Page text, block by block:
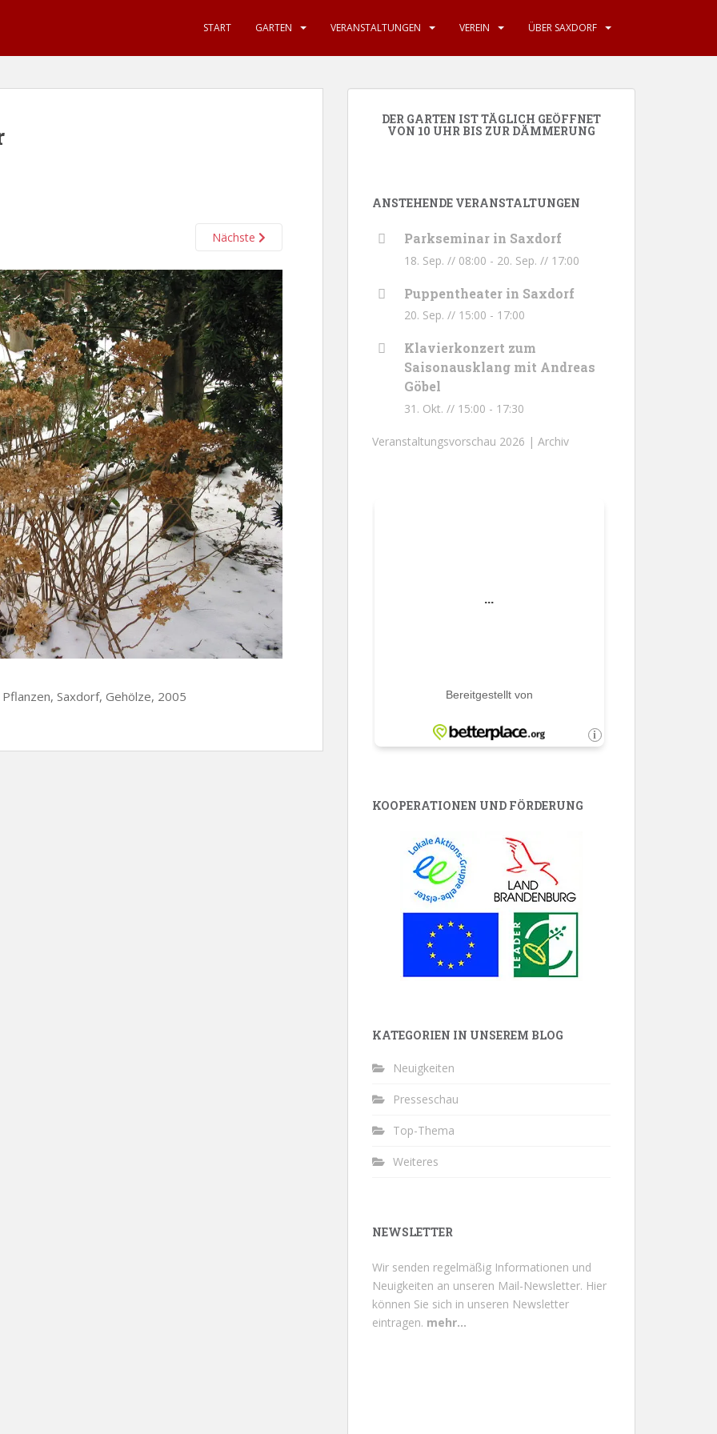
START GARTEN VERANSTALTUNGEN VEREIN ÜBER SAXDORF
Nächste
Saxdorf, Gehölze, 2005
DER GARTEN IST TÄGLICH GEÖFFNET
VON 10 UHR BIS ZUR DÄMMERUNG
ANSTEHENDE VERANSTALTUNGEN
Parkseminar in Saxdorf
18. Sep. // 08:00 - 20. Sep. // 17:00
Puppentheater in Saxdorf
20. Sep. // 15:00 - 17:00
Klavierkonzert zum
Saisonausklang mit Andreas
Göbel
31. Okt. // 15:00 - 17:30
Veranstaltungsvorschau 2026 | Archiv
KOOPERATIONEN UND FÖRDERUNG
KATEGORIEN IN UNSEREM BLOG
Neuigkeiten
Presseschau
Top-Thema
Weiteres
NEWSLETTER
Wir senden regelmäßig Informationen und
Neuigkeiten an unseren Mail-Newsletter. Hier
können Sie sich in unseren Newsletter
eintragen. mehr...